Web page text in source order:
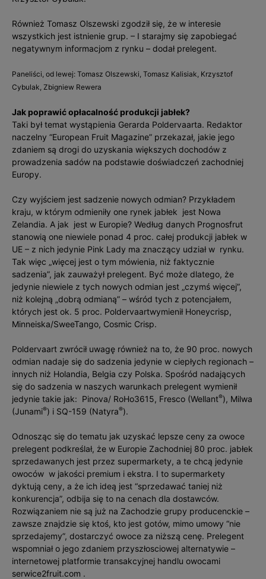
Również Tomasz Olszewski zgodził się, że w interesie
wszystkich jest istnienie grup. – I starajmy się zapobiegać
negatywnym informacjom z rynku – dodał prelegent.
Paneliści, od lewej: Tomasz Olszewski, Tomasz Kalisiak, Krzysztof
Cybulak, Zbigniew Rewera
Jak poprawić opłacalność produkcji jabłek?
Taki był temat wystąpienia Gerarda Poldervaarta. Redaktor
naczelny “European Fruit Magazine” przekazał, jakie jego
zdaniem są drogi do uzyskania większych dochodów z
prowadzenia sadów na podstawie doświadczeń zachodniej
Europy.
Czy wyjściem jest sadzenie nowych odmian? Przykładem
kraju, w którym odmieniły one rynek jabłek jest Nowa
Zelandia. A jak jest w Europie? Według danych Prognosfrut
stanowią one niewiele ponad 4 proc. całej produkcji jabłek w
UE – z nich jedynie Pink Lady ma znaczący udział w rynku.
Tak więc „więcej jest o tym mówienia, niż faktycznie
sadzenia”, jak zauważył prelegent. Być może dlatego, że
jedynie niewiele z tych nowych odmian jest „czymś więcej”,
niż kolejną „dobrą odmianą” – wśród tych z potencjałem,
których jest ok. 5 proc. Poldervaartwymienił Honeycrisp,
Minneiska/SweeTango, Cosmic Crisp.
Poldervaart zwrócił uwagę również na to, że 90 proc. nowych
odmian nadaje się do sadzenia jedynie w ciepłych regionach –
innych niż Holandia, Belgia czy Polska. Spośród nadających
się do sadzenia w naszych warunkach prelegent wymienił
jedynie takie jak: Pinova/ RoHo3615, Fresco (Wellant®), Milwa
(Junami®) i SQ-159 (Natyra®).
Odnosząc się do tematu jak uzyskać lepsze ceny za owoce
prelegent podkreślał, że w Europie Zachodniej 80 proc. jabłek
sprzedawanych jest przez supermarkety, a te chcą jedynie
owoców w jakości premium i ekstra. I to supermarkety
dyktują ceny, a że ich ideą jest “sprzedawać taniej niż
konkurencja”, odbija się to na cenach dla dostawców.
Rozwiązaniem nie są już na Zachodzie grupy producenckie –
zawsze znajdzie się ktoś, kto jest gotów, mimo umowy “nie
sprzedajemy”, dostarczyć owoce za niższą cenę. Prelegent
wspomniał o jego zdaniem przyszłosciowej alternatywie –
internetowej platformie transakcyjnej handlu owocami
serwice2fruit.com .